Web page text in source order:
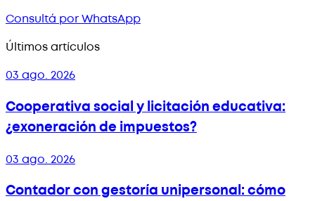
Consultá por WhatsApp
Últimos artículos
03 ago. 2026
Cooperativa social y licitación educativa:
¿exoneración de impuestos?
03 ago. 2026
Contador con gestoría unipersonal: cómo